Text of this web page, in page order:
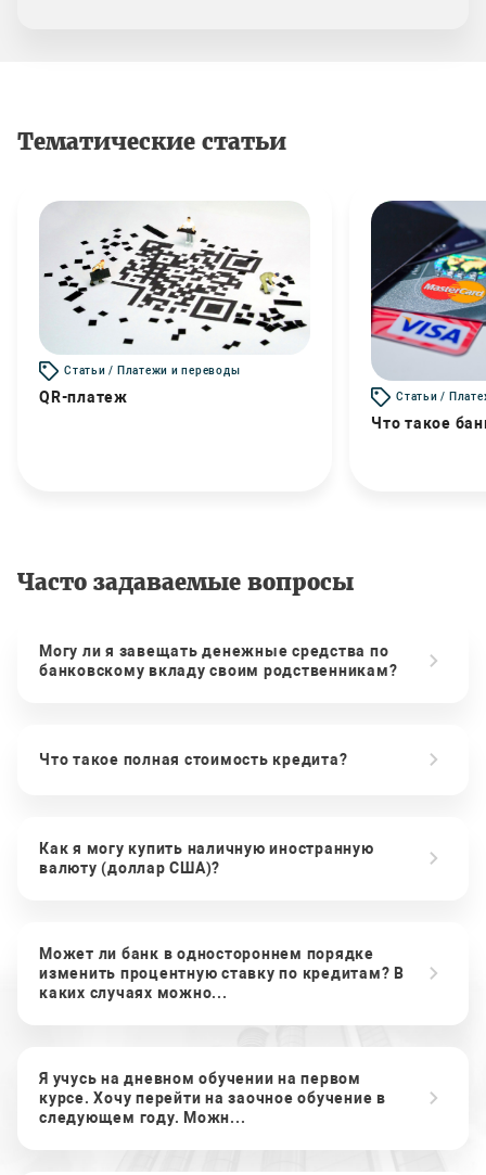
Тематические статьи
Статьи / Платежи и переводы
QR-платеж Статьи /
Что такое
Часто задаваемые вопросы
Могу ли я завещать денежные средства по
банковскому вкладу своим родственникам?
Что такое полная стоимость кредита?
Как я могу купить наличную иностранную
валюту (доллар США)?
Может ли банк в одностороннем порядке
изменить процентную ставку по кредитам? В
каких случаях можно...
Я учусь на дневном обучении на первом
курсе. Хочу перейти на заочное обучение в
следующем году. Можн...